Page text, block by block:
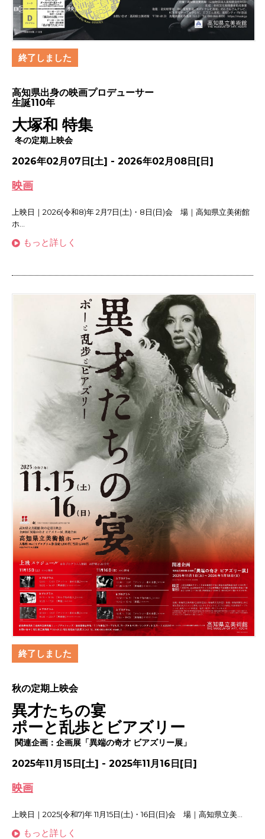
終了しました
高知県出身の映画プロデューサー
生誕110年
大塚和 特集
冬の定期上映会
2026年02月07日[土] - 2026年02月08日[日]
映画
上映日｜2026(令和8)年 2月7日(土)・8日(日)会 場｜高知県立美術館
ホ...
もっと詳しく
終了しました
秋の定期上映会
異才たちの宴
ポーと乱歩とビアズリー
関連企画：企画展「異端の奇才 ビアズリー展」
2025年11月15日[土] - 2025年11月16日[日]
映画
上映日｜2025(令和7)年 11月15日(土)・16日(日)会 場｜高知県立美...
もっと詳しく